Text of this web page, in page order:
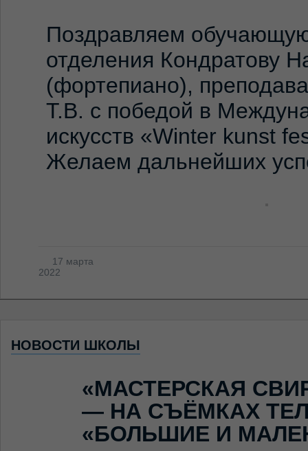
Поздравляем
отделения Кондратову
(фортепиано),
Т.В. с победой в
искусств «Winter kunst
Желаем дальнейших
17 марта
2022
НОВОСТИ ШКОЛЫ
«МАСТЕРСКАЯ
— НА СЪЁМКАХ
«БОЛЬШИЕ И